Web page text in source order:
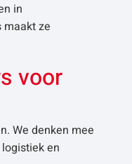
in
maakt ze
voor
We denken mee
en